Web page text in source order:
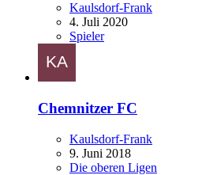
Kaulsdorf-Frank
4. Juli 2020
Spieler
Chemnitzer FC
Kaulsdorf-Frank
9. Juni 2018
Die oberen Ligen